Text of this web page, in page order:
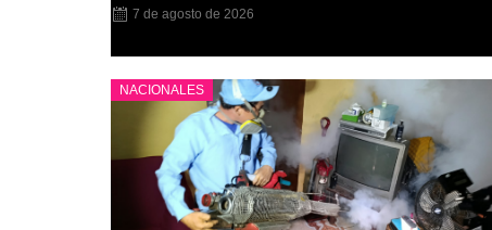
7 de agosto de 2026
NACIONALES